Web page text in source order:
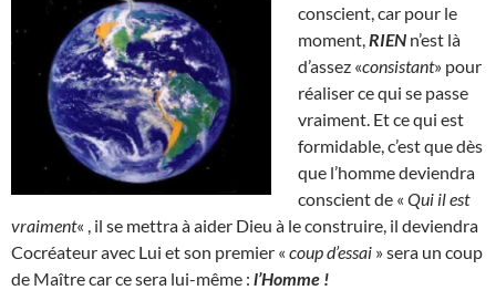
conscient, car pour le
moment, RIEN n’est là
d’assez «consistant» pour
réaliser ce qui se passe
vraiment. Et ce qui est
formidable, c’est que dès
que l’homme deviendra
conscient de « Qui il est
vraiment« , il se mettra à aider Dieu à le construire, il deviendra
Cocréateur avec Lui et son premier « coup d’essai » sera un coup
de Maître car ce sera lui-même : l’Homme !